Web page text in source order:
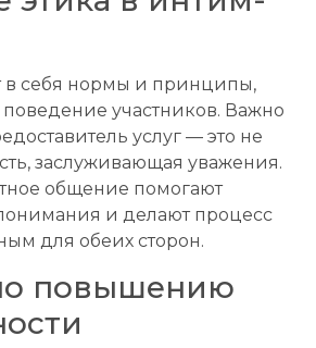
в себя нормы и принципы,
участников. Важно
услуг — это не
заслуживающая уважения.
общение помогают
и делают процесс
для обеих сторон.
повышению